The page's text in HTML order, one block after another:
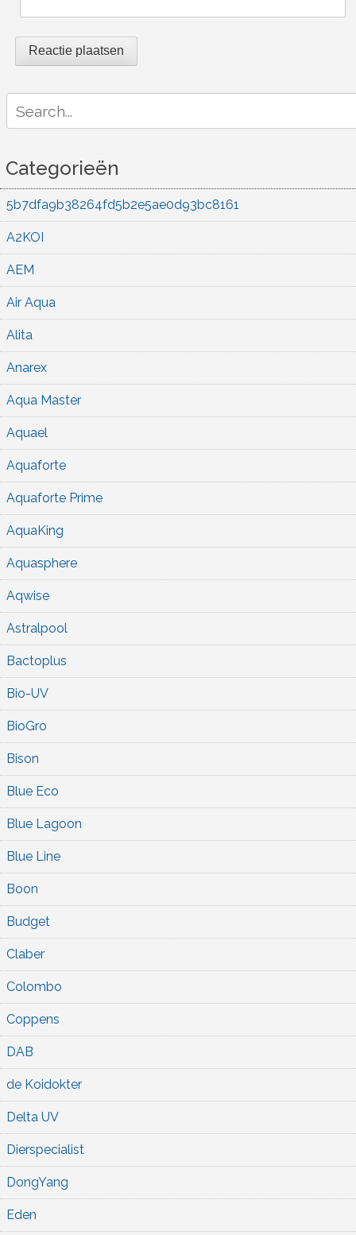
for:
Categorieën
5b7dfa9b38264fd5b2e5ae0d93bc8161
A2KOI
AEM
Air Aqua
Alita
Anarex
Aqua Master
Aquael
Aquaforte
Aquaforte Prime
AquaKing
Aquasphere
Aqwise
Astralpool
Bactoplus
Bio-UV
BioGro
Bison
Blue Eco
Blue Lagoon
Blue Line
Boon
Budget
Claber
Colombo
Coppens
DAB
de Koidokter
Delta UV
Dierspecialist
DongYang
Eden